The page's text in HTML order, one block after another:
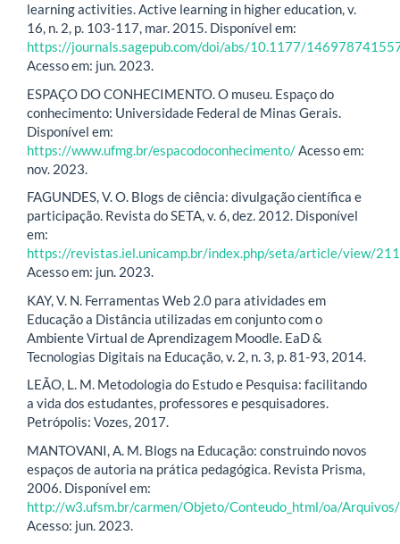
learning activities. Active learning in higher education, v.
16, n. 2, p. 103-117, mar. 2015. Disponível em:
https://journals.sagepub.com/doi/abs/10.1177/
Acesso em: jun. 2023.
ESPAÇO DO CONHECIMENTO. O museu. Espaço do
conhecimento: Universidade Federal de Minas Gerais.
Disponível em:
https://www.ufmg.br/espacodoconhecimento/Acesso em:
nov. 2023.
FAGUNDES, V. O. Blogs de ciência: divulgação científica e
participação. Revista do SETA, v. 6, dez. 2012. Disponível
em:
https://revistas.iel.unicamp.br/index.php/seta/article/view/
Acesso em: jun. 2023.
KAY, V. N. Ferramentas Web 2.0 para atividades em
Educação a Distância utilizadas em conjunto com o
Ambiente Virtual de Aprendizagem Moodle. EaD &
Tecnologias Digitais na Educação, v. 2, n. 3, p. 81-93, 2014.
LEÃO, L. M. Metodologia do Estudo e Pesquisa: facilitando
a vida dos estudantes, professores e pesquisadores.
Petrópolis: Vozes, 2017.
MANTOVANI, A. M. Blogs na Educação: construindo novos
espaços de autoria na prática pedagógica. Revista Prisma,
2006. Disponível em:
http://w3.ufsm.br/carmen/Objeto/Conteudo_html/oa/Arquivos/
Acesso: jun. 2023.